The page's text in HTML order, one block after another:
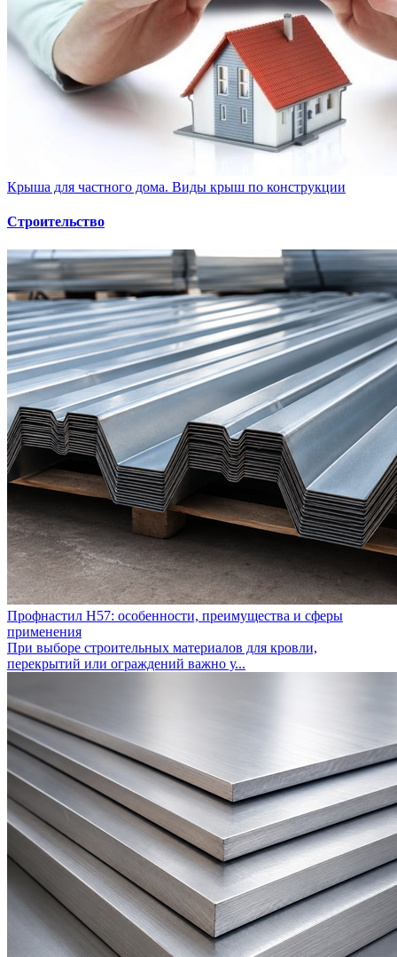
Крыша для частного дома. Виды крыш по конструкции
Строительство
Профнастил Н57: особенности, преимущества и сферы
применения
При выборе строительных материалов для кровли,
перекрытий или ограждений важно у...